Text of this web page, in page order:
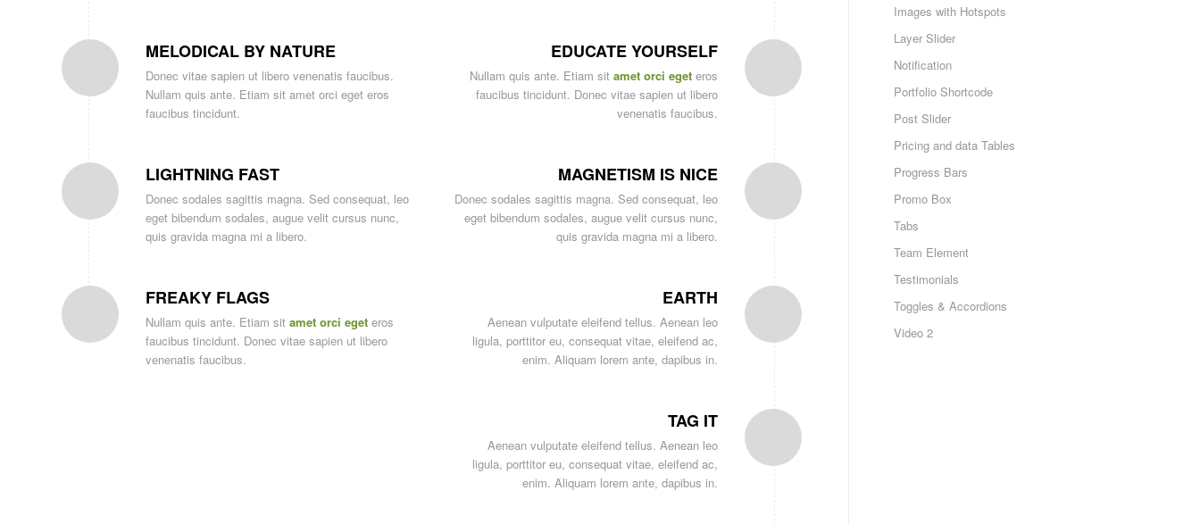
MELODICAL BY NATURE
Donec vitae sapien ut libero venenatis faucibus.
Nullam quis ante. Etiam sit amet orci eget eros
faucibus tincidunt.
LIGHTNING FAST
Donec sodales sagittis magna. Sed consequat, leo
eget bibendum sodales, augue velit cursus nunc,
quis gravida magna mi a libero.
FREAKY FLAGS
Nullam quis ante. Etiam sit amet orci eget eros
faucibus tincidunt. Donec vitae sapien ut libero
venenatis faucibus.
EDUCATE YOURSELF
Nullam quis ante. Etiam sitamet orci eget eros
faucibus tincidunt. Donec vitae sapien ut libero
venenatis faucibus.
MAGNETISM IS NICE
Donec sodales sagittis magna. Sed consequat, leo
eget bibendum sodales, augue velit cursus nunc,
quis gravida magna mi a libero.
EARTH
Aenean vulputate eleifend tellus. Aenean leo
ligula, porttitor eu, consequat vitae, eleifend ac,
enim. Aliquam lorem ante, dapibus in.
TAG IT
Aenean vulputate eleifend tellus. Aenean leo
ligula, porttitor eu, consequat vitae, eleifend ac,
enim. Aliquam lorem ante, dapibus in.
Images with Hotspots
Layer Slider
Notification
Portfolio Shortcode
Post Slider
Pricing and data Tables
Progress Bars
Promo Box
Tabs
Team Element
Testimonials
Toggles & Accordions
Video 2